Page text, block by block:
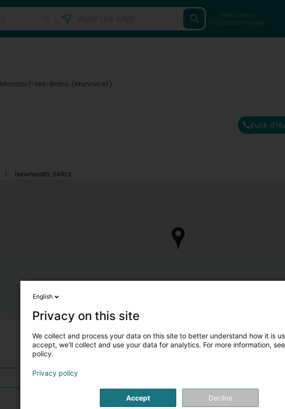
Fannt een
Professionnellen
Mondorf-les-Bains (Munneref)
Kuck
Newhealth, SARLS
English
Privacy on this site
We collect and process your data on this site to better understand how it is
accept, we'll collect and use your data for analytics. For more information,
policy.
Privacy policy
Accept Decline